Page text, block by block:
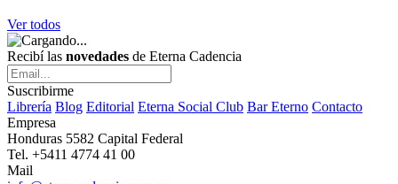
Ver todos
Recibí las novedades de Eterna Cadencia
Suscribirme
Librería Blog Editorial Eterna Social Club Bar Eterno Contacto
Empresa
Honduras 5582 Capital Federal
Tel. +5411 4774 41 00
Mail